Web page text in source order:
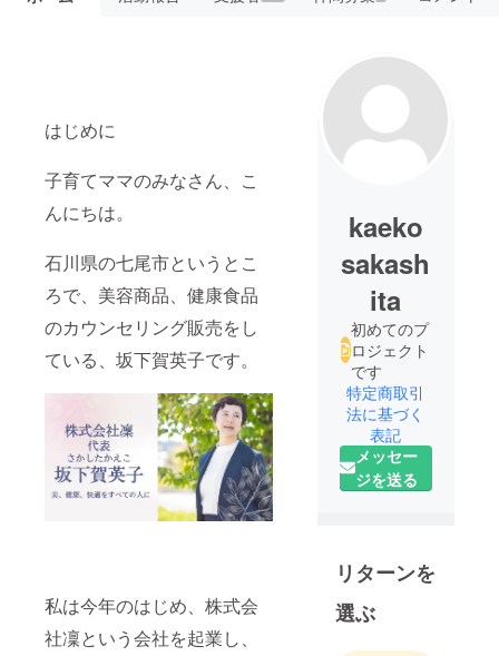
はじめに
子育てママのみなさん、こ
んにちは。
石川県の七尾市というとこ
ろで、美容商品、健康食品
のカウンセリング販売をし
ている、坂下賀英子です。
私は今年のはじめ、株式会
社凜という会社を起業し、
kaeko
sakash
ita
初めてのプ
ロジェクト
です
特定商取引
法に基づく
表記
メッセー
ジを送る
リターンを
選ぶ